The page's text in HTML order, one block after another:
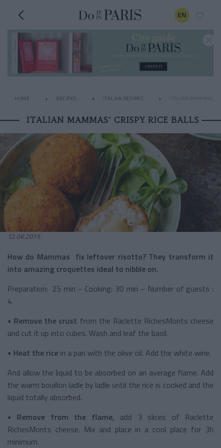
EN
HOME RECIPES ITALIAN RECIPES ITALIAN MAMMAS’
ITALIAN MAMMAS’ CRISPY RICE BALLS
12.06.2015
How do Mammas fix leftover risotto? They transform it
into amazing croquettes ideal to nibble on.
Preparation: 25 min – Cooking: 30 min – Number of guests :
4
• Remove the crust from the Raclette RichesMonts cheese
and cut it up into cubes. Wash and leaf the basil.
• Heat the rice in a pan with the olive oil. Add the white wine.
And allow the liquid to be absorbed on an average flame. Add
the warm bouillon ladle by ladle until the rice is cooked and the
liquid totally absorbed.
• Remove from the flame, add 3 slices of Raclette
RichesMonts cheese. Mix and place in a cool place for 3h
minimum.